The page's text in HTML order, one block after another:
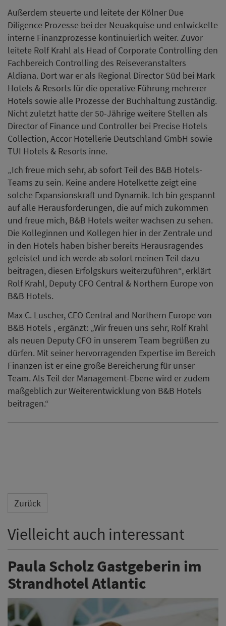
Außerdem steuerte und leitete der Kölner Due
Diligence Prozesse bei der Neuakquise und entwickelte
interne Finanzprozesse kontinuierlich weiter. Zuvor
leitete Rolf Krahl als Head of Corporate Controlling den
Fachbereich Controlling des Reiseveranstalters
Aldiana. Dort war er als Regional Director Süd bei Mark
Hotels & Resorts für die operative Führung mehrerer
Hotels sowie alle Prozesse der Buchhaltung zuständig.
Nicht zuletzt hatte der 50-Jährige weitere Stellen als
Director of Finance und Controller bei Precise Hotels
Collection, Accor Hotellerie Deutschland GmbH sowie
TUI Hotels & Resorts inne.
„Ich freue mich sehr, ab sofort Teil des B&B Hotels-
Teams zu sein. Keine andere Hotelkette zeigt eine
solche Expansionskraft und Dynamik. Ich bin gespannt
auf alle Herausforderungen, die auf mich zukommen
und freue mich, B&B Hotels weiter wachsen zu sehen.
Die Kolleginnen und Kollegen hier in der Zentrale und
in den Hotels haben bisher bereits Herausragendes
geleistet und ich werde ab sofort meinen Teil dazu
beitragen, diesen Erfolgskurs weiterzuführen“, erklärt
Rolf Krahl, Deputy CFO Central & Northern Europe von
B&B Hotels.
Max C. Luscher, CEO Central and Northern Europe von
B&B Hotels , ergänzt: „Wir freuen uns sehr, Rolf Krahl
als neuen Deputy CFO in unserem Team begrüßen zu
dürfen. Mit seiner hervorragenden Expertise im Bereich
Finanzen ist er eine große Bereicherung für unser
Team. Als Teil der Management-Ebene wird er zudem
maßgeblich zur Weiterentwicklung von B&B Hotels
beitragen.“
Zurück
Vielleicht auch interessant
Paula Scholz Gastgeberin im
Strandhotel Atlantic